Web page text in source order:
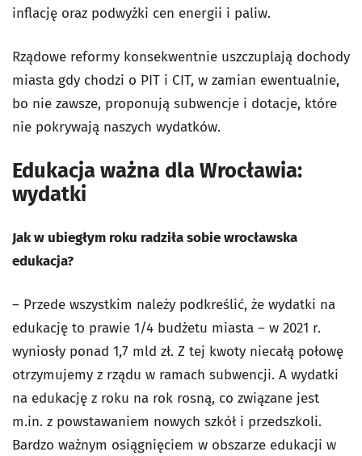
inflację oraz podwyżki cen energii i paliw.
Rządowe reformy konsekwentnie uszczuplają dochody
miasta gdy chodzi o PIT i CIT, w zamian ewentualnie,
bo nie zawsze, proponują subwencje i dotacje, które
nie pokrywają naszych wydatków.
Edukacja ważna dla Wrocławia:
wydatki
Jak w ubiegłym roku radziła sobie wrocławska
edukacja?
– Przede wszystkim należy podkreślić, że wydatki na
edukację to prawie 1/4 budżetu miasta – w 2021 r.
wyniosły ponad 1,7 mld zł. Z tej kwoty niecałą połowę
otrzymujemy z rządu w ramach subwencji. A wydatki
na edukację z roku na rok rosną, co związane jest
m.in. z powstawaniem nowych szkół i przedszkoli.
Bardzo ważnym osiągnięciem w obszarze edukacji w